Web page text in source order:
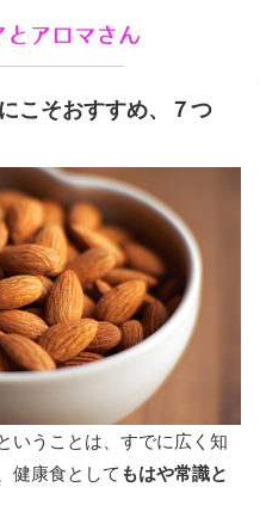
こそおすすめ、７つ
いうことは、すでに広く知
健康食として もはや常識と